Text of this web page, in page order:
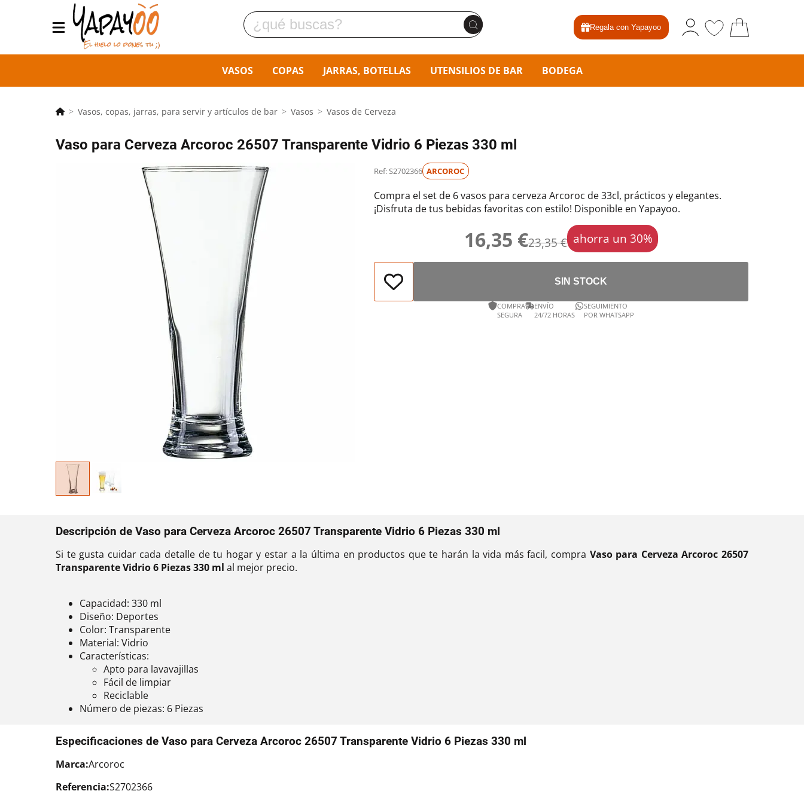
Regala con Yapayoo
VASOS COPAS JARRAS, BOTELLAS UTENSILIOS DE BAR BODEGA
Vasos, copas, jarras, para servir y artículos de bar Vasos Vasos de Cerveza
Vaso para Cerveza Arcoroc 26507 Transparente Vidrio 6 Piezas 330 ml
Ref: S2702366 ARCOROC
Compra el set de 6 vasos para cerveza Arcoroc de 33cl, prácticos y elegantes.
¡Disfruta de tus bebidas favoritas con estilo! Disponible en Yapayoo.
16,35 €23,35 € ahorra un 30%
SIN STOCK
COMPRA
SEGURA
ENVÍO
24/72 HORAS
SEGUIMIENTO
POR WHATSAPP
Descripción de Vaso para Cerveza Arcoroc 26507 Transparente Vidrio 6 Piezas 330 ml
Si te gusta cuidar cada detalle de tu hogar y estar a la última en productos que te harán la vida más facil, compra Vaso para Cerveza Arcoroc 26507
Transparente Vidrio 6 Piezas 330 ml al mejor precio.
Capacidad: 330 ml
Diseño: Deportes
Color: Transparente
Material: Vidrio
Características:
Apto para lavavajillas
Fácil de limpiar
Reciclable
Número de piezas: 6 Piezas
Especificaciones de Vaso para Cerveza Arcoroc 26507 Transparente Vidrio 6 Piezas 330 ml
Marca:Arcoroc
Referencia:S2702366